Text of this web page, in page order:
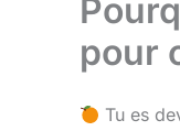
pour
Tu es